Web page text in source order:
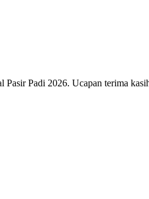
Padi 2026. Ucapan terima